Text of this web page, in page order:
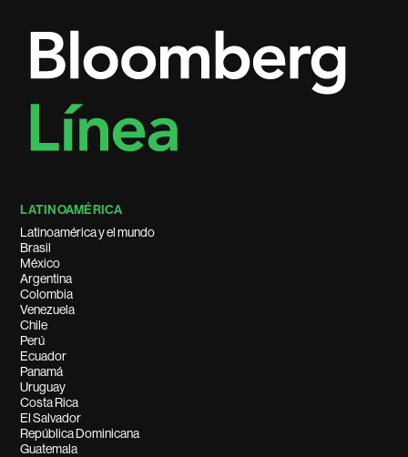
LATINOAMÉRICA
Latinoamérica y el mundo
Brasil
México
Argentina
Colombia
Venezuela
Chile
Perú
Ecuador
Panamá
Uruguay
Costa Rica
El Salvador
República Dominicana
Guatemala